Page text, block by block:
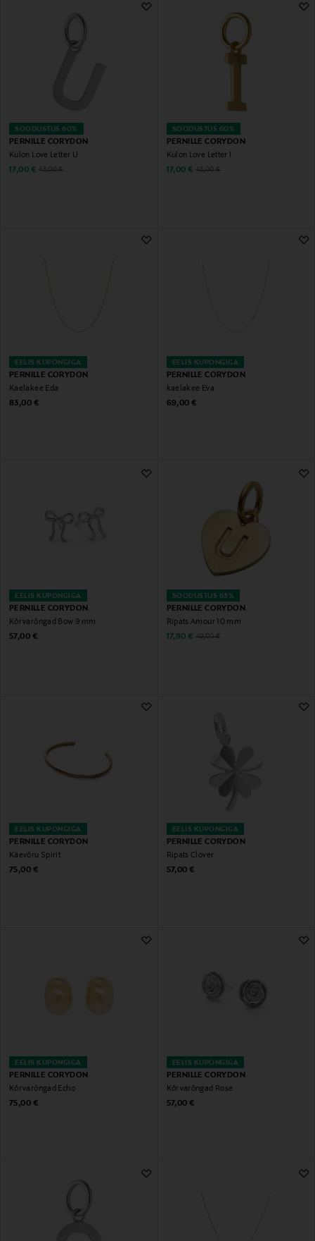
SOODUSTUS 60%
PERNILLE CORYDON
Kulon Love Letter U
Discounted Price
17,00 € Original Price
43,00 €
SOODUSTUS 60%
PERNILLE CORYDON
Kulon Love Letter I
Discounted Price
17,00 € Original Price
43,00 €
EELIS KUPONGIGA
PERNILLE CORYDON
Kaelakee Eda
Original Price
83,00 €
EELIS KUPONGIGA
PERNILLE CORYDON
kaelakee Eva
Original Price
69,00 €
EELIS KUPONGIGA
PERNILLE CORYDON
Kõrvarõngad Bow 9 mm
Original Price
57,00 €
SOODUSTUS 63%
PERNILLE CORYDON
Ripats Amour 10 mm
Discounted Price
17,90 € Original Price
49,00 €
EELIS KUPONGIGA
PERNILLE CORYDON
Käevõru Spirit
Original Price
75,00 €
EELIS KUPONGIGA
PERNILLE CORYDON
Ripats Clover
Original Price
57,00 €
EELIS KUPONGIGA
PERNILLE CORYDON
Kõrvarõngad Echo
Original Price
75,00 €
EELIS KUPONGIGA
PERNILLE CORYDON
Kõrvarõngad Rose
Original Price
57,00 €